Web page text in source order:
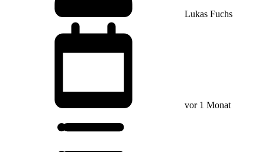
Lukas Fuchs
vor 1 Monat